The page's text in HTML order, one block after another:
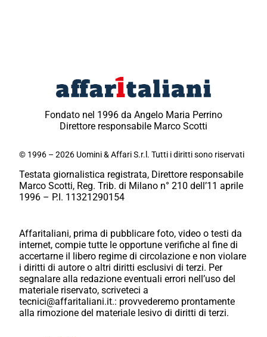
Fondato nel 1996 da Angelo Maria Perrino
Direttore responsabile Marco Scotti
© 1996 – 2026 Uomini & Affari S.r.l. Tutti i diritti sono riservati
Testata giornalistica registrata, Direttore responsabile
Marco Scotti, Reg. Trib. di Milano n° 210 dell’11 aprile
1996 – P.I. 11321290154
Affaritaliani, prima di pubblicare foto, video o testi da
internet, compie tutte le opportune verifiche al fine di
accertarne il libero regime di circolazione e non violare
i diritti di autore o altri diritti esclusivi di terzi. Per
segnalare alla redazione eventuali errori nell’uso del
materiale riservato, scriveteci a
tecnici@affaritaliani.it.: provvederemo prontamente
alla rimozione del materiale lesivo di diritti di terzi.